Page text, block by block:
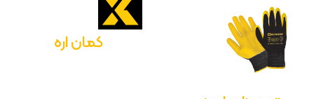
کمان اره